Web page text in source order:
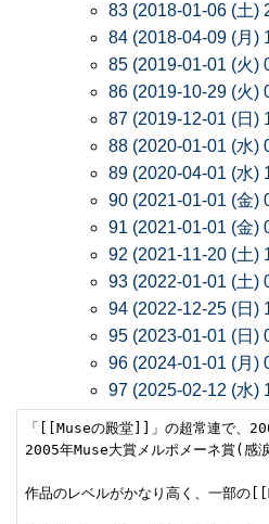
83 (2018-01-06 (土)
84 (2018-04-09 (月)
85 (2019-01-01 (火)
86 (2019-10-29 (火)
87 (2019-12-01 (日)
88 (2020-01-01 (水)
89 (2020-04-01 (水)
90 (2021-01-01 (金)
91 (2021-01-01 (金)
92 (2021-11-20 (土)
93 (2022-01-01 (土)
94 (2022-12-25 (日)
95 (2023-01-01 (日)
96 (2024-01-01 (月)
97 (2025-02-12 (水)
「[[Museの殿堂]]」の超常連で、
2005年Muse大賞メルポメーネ賞(感
作品のレベルがかなり高く、一部の